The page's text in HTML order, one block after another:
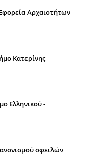
Αρχαιοτήτων
Κατερίνης
Ελληνικού -
οφειλών